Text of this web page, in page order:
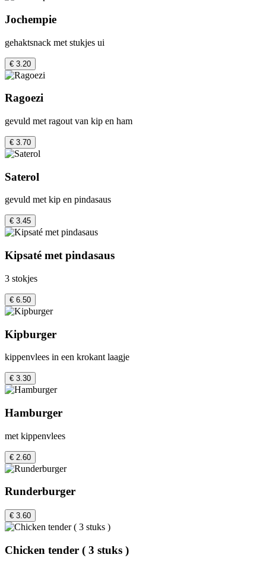
Jochempie
gehaktsnack met stukjes ui
€ 3.20
Ragoezi
gevuld met ragout van kip en ham
€ 3.70
Saterol
gevuld met kip en pindasaus
€ 3.45
Kipsaté met pindasaus
3 stokjes
€ 6.50
Kipburger
kippenvlees in een krokant laagje
€ 3.30
Hamburger
met kippenvlees
€ 2.60
Runderburger
€ 3.60
Chicken tender ( 3 stuks )